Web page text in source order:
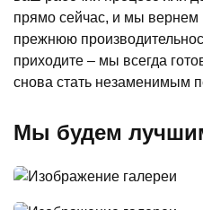
прямо сейчас, и мы вернем
прежнюю
приходите – мы всегда
снова стать незаменимым
Мы будем